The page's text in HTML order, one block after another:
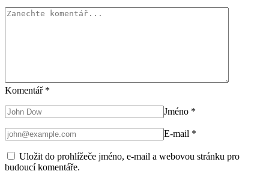
Komentář *
Jméno *
E-mail *
Uložit do prohlížeče jméno, e-mail a webovou stránku pro
budoucí komentáře.